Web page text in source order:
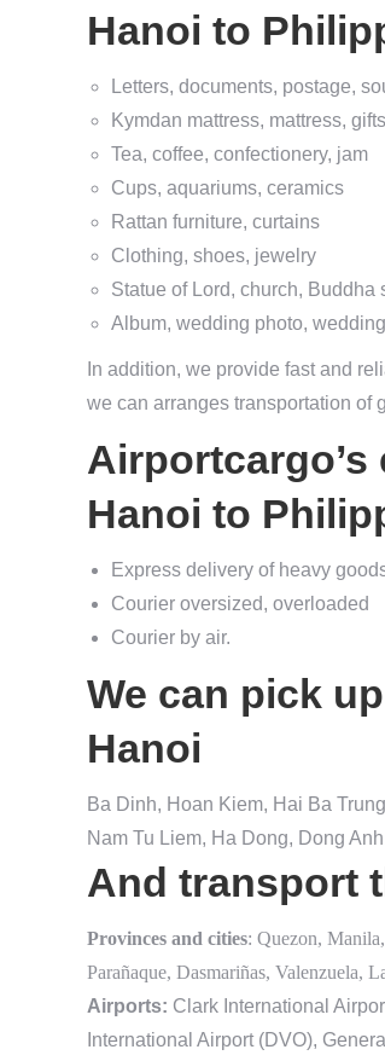
Hanoi to
Letters, documents, postage,
Kymdan mattress, mattress,
Tea, coffee, confectionery, jam
Cups, aquariums, ceramics
Rattan furniture, curtains
Clothing, shoes, jewelry
Statue of Lord, church, Buddha
Album, wedding photo,
In addition, we provide fast and
we can arranges transportation of
Hanoi to
Express delivery of heavy
Courier oversized, overloaded
Courier by air.
We can pick
Hanoi
Ba Dinh, Hoan Kiem, Hai Ba
Nam Tu Liem, Ha Dong, Dong
And transport
Provinces and cities: Quezon,
Parañaque, Dasmariñas, Valenzuela,
Airports: Clark International
International Airport (DVO),